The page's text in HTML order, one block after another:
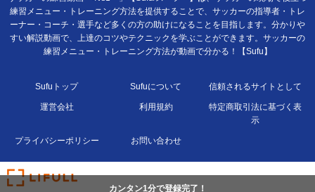
カンタン1分で登録完了！
練習メニュー・トレーニング方法を提供することで、サッカーの指導者・トレ
ーナー・コーチ・選手など多くの方の助けになることを目指します。分かりや
すい解説動画で、上達のコツやテクニックを学ぶことができます。サッカーの
練習メニュー・トレーニング方法が動画で分かる！【Sufu】
Sufuトップ Sufuについて 信頼されるサイトとして
運営会社 利用規約
特定商取引法に基づく表
示
プライバシーポリシー お問い合わせ